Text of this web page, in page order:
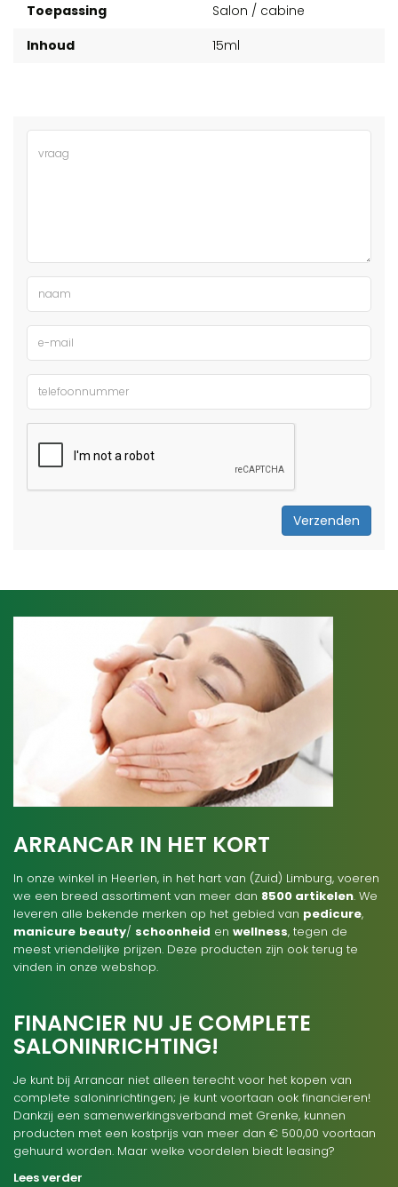
Toepassing
Salon / cabine
Inhoud
15ml
Verzenden
ARRANCAR IN HET KORT
In onze winkel in Heerlen, in het hart van (Zuid) Limburg, voeren
we een breed assortiment van meer dan 8500 artikelen. We
leveren alle bekende merken op het gebied van pedicure,
manicure beauty/ schoonheid en wellness, tegen de
meest vriendelijke prijzen. Deze producten zijn ook terug te
vinden in onze webshop.
FINANCIER NU JE COMPLETE
SALONINRICHTING!
Je kunt bij Arrancar niet alleen terecht voor het kopen van
complete saloninrichtingen; je kunt voortaan ook financieren!
Dankzij een samenwerkingsverband met Grenke, kunnen
producten met een kostprijs van meer dan € 500,00 voortaan
gehuurd worden. Maar welke voordelen biedt leasing?
Lees verder